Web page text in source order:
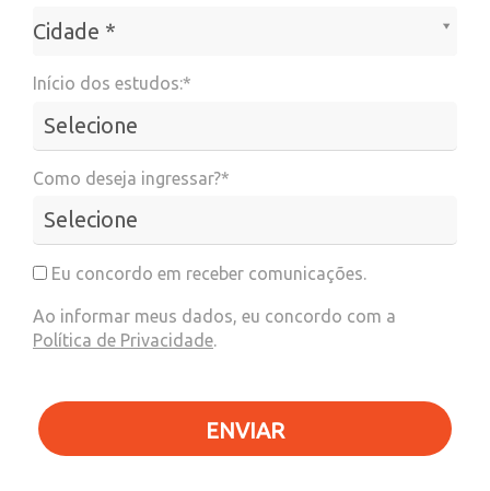
Cidade *
Cidade*
Início dos estudos:*
Como deseja ingressar?*
Eu concordo em receber comunicações.
Ao informar meus dados, eu concordo com a
Política de Privacidade.
ENVIAR